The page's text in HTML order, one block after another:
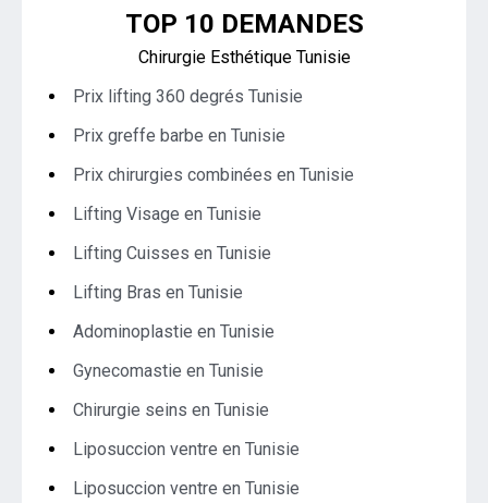
TOP 10 DEMANDES
Chirurgie Esthétique Tunisie
Prix lifting 360 degrés Tunisie
Prix greffe barbe en Tunisie
Prix chirurgies combinées en Tunisie
Lifting Visage en Tunisie
Lifting Cuisses en Tunisie
Lifting Bras en Tunisie
Adominoplastie en Tunisie
Gynecomastie en Tunisie
Chirurgie seins en Tunisie
Liposuccion ventre en Tunisie
Liposuccion ventre en Tunisie